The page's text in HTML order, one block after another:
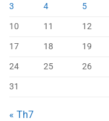
3
4 5
10
11 12
17
18 19
24
25 26
31
« Th7